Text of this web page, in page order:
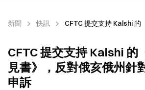
新聞 快訊 CFTC 提交支持 Kalshi 的
CFTC 提交支持 Kalshi 的
見書》，反對俄亥俄州針
申訴